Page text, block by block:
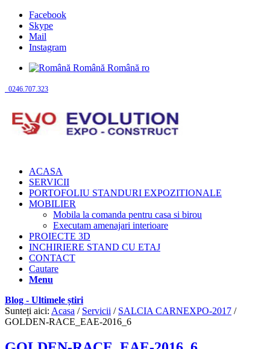
Facebook
Skype
Mail
Instagram
Română Română ro
0246.707.323
ACASA
SERVICII
PORTOFOLIU STANDURI EXPOZITIONALE
MOBILIER
Mobila la comanda pentru casa si birou
Executam amenajari interioare
PROIECTE 3D
INCHIRIERE STAND CU ETAJ
CONTACT
Cautare
Menu
Blog - Ultimele știri
Sunteți aici: Acasa / Servicii / SALCIA CARNEXPO-2017 /
GOLDEN-RACE_EAE-2016_6